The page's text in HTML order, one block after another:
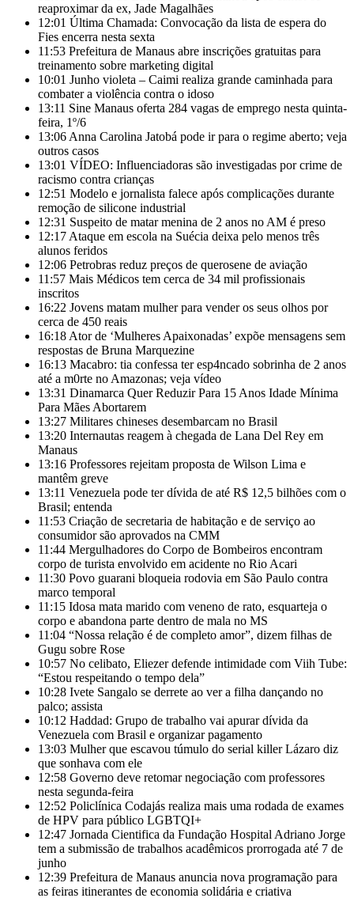
reaproximar da ex, Jade Magalhães
12:01 Última Chamada: Convocação da lista de espera do
Fies encerra nesta sexta
11:53 Prefeitura de Manaus abre inscrições gratuitas para
treinamento sobre marketing digital
10:01 Junho violeta – Caimi realiza grande caminhada para
combater a violência contra o idoso
13:11 Sine Manaus oferta 284 vagas de emprego nesta quinta-
feira, 1º/6
13:06 Anna Carolina Jatobá pode ir para o regime aberto; veja
outros casos
13:01 VÍDEO: Influenciadoras são investigadas por crime de
racismo contra crianças
12:51 Modelo e jornalista falece após complicações durante
remoção de silicone industrial
12:31 Suspeito de matar menina de 2 anos no AM é preso
12:17 Ataque em escola na Suécia deixa pelo menos três
alunos feridos
12:06 Petrobras reduz preços de querosene de aviação
11:57 Mais Médicos tem cerca de 34 mil profissionais
inscritos
16:22 Jovens matam mulher para vender os seus olhos por
cerca de 450 reais
16:18 Ator de ‘Mulheres Apaixonadas’ expõe mensagens sem
respostas de Bruna Marquezine
16:13 Macabro: tia confessa ter esp4ncado sobrinha de 2 anos
até a m0rte no Amazonas; veja vídeo
13:31 Dinamarca Quer Reduzir Para 15 Anos Idade Mínima
Para Mães Abortarem
13:27 Militares chineses desembarcam no Brasil
13:20 Internautas reagem à chegada de Lana Del Rey em
Manaus
13:16 Professores rejeitam proposta de Wilson Lima e
mantêm greve
13:11 Venezuela pode ter dívida de até R$ 12,5 bilhões com o
Brasil; entenda
11:53 Criação de secretaria de habitação e de serviço ao
consumidor são aprovados na CMM
11:44 Mergulhadores do Corpo de Bombeiros encontram
corpo de turista envolvido em acidente no Rio Acari
11:30 Povo guarani bloqueia rodovia em São Paulo contra
marco temporal
11:15 Idosa mata marido com veneno de rato, esquarteja o
corpo e abandona parte dentro de mala no MS
11:04 “Nossa relação é de completo amor”, dizem filhas de
Gugu sobre Rose
10:57 No celibato, Eliezer defende intimidade com Viih Tube:
“Estou respeitando o tempo dela”
10:28 Ivete Sangalo se derrete ao ver a filha dançando no
palco; assista
10:12 Haddad: Grupo de trabalho vai apurar dívida da
Venezuela com Brasil e organizar pagamento
13:03 Mulher que escavou túmulo do serial killer Lázaro diz
que sonhava com ele
12:58 Governo deve retomar negociação com professores
nesta segunda-feira
12:52 Policlínica Codajás realiza mais uma rodada de exames
de HPV para público LGBTQI+
12:47 Jornada Cientifica da Fundação Hospital Adriano Jorge
tem a submissão de trabalhos acadêmicos prorrogada até 7 de
junho
12:39 Prefeitura de Manaus anuncia nova programação para
as feiras itinerantes de economia solidária e criativa